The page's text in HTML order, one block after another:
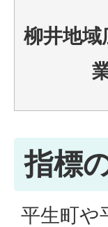
柳井地域
指標
平生町や